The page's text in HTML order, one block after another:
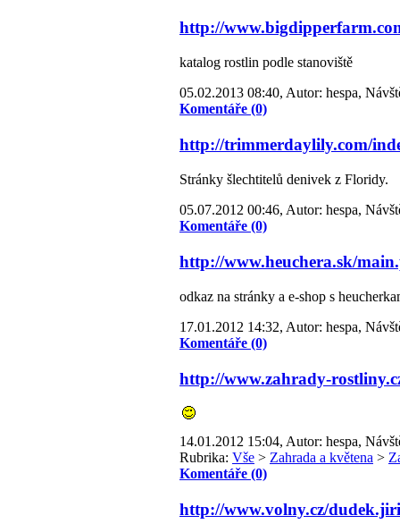
http://
katalog rostlin podle stanoviště
05.02.2013 08:40, Autor: hespa,
Komentáře (0)
http://trimmerdaylily.com/
Stránky šlechtitelů denivek z Floridy.
05.07.2012 00:46, Autor: hespa,
Komentáře (0)
http://www.heuchera.sk/
odkaz na stránky a e-shop s
17.01.2012 14:32, Autor: hespa,
Komentáře (0)
http://www.zahrady-
14.01.2012 15:04, Autor: hespa,
Rubrika: Vše > Zahrada a květena >
Komentáře (0)
http://www.volny.cz/